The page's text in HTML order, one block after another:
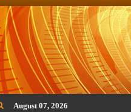
August 07, 2026